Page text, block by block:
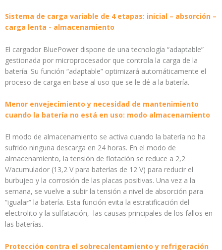
Sistema de carga variable de 4 etapas: inicial – absorción –
carga lenta - almacenamiento
El cargador BluePower dispone de una tecnología “adaptable”
gestionada por microprocesador que controla la carga de la
batería. Su función “adaptable” optimizará automáticamente el
proceso de carga en base al uso que se le dé a la batería.
Menor envejecimiento y necesidad de mantenimiento
cuando la batería no está en uso: modo almacenamiento
El modo de almacenamiento se activa cuando la batería no ha
sufrido ninguna descarga en 24 horas. En el modo de
almacenamiento, la tensión de flotación se reduce a 2,2
V/acumulador (13,2 V para baterías de 12 V) para reducir el
burbujeo y la corrosión de las placas positivas. Una vez a la
semana, se vuelve a subir la tensión a nivel de absorción para
“igualar” la batería. Esta función evita la estratificación del
electrolito y la sulfatación, las causas principales de los fallos en
las baterías.
Protección contra el sobrecalentamiento y refrigeración